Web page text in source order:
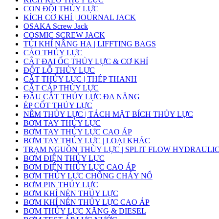
CON ĐỘI THỦY LỰC
KÍCH CƠ KHÍ | JOURNAL JACK
OSAKA Screw Jack
COSMIC SCREW JACK
TÚI KHÍ NÂNG HẠ | LIFFTING BAGS
CẢO THỦY LỰC
CẮT ĐAI ỐC THỦY LỰC & CƠ KHÍ
ĐỘT LỖ THỦY LỰC
CẮT THỦY LỰC | THÉP THANH
CẮT CÁP THỦY LỰC
ĐẦU CẮT THỦY LỰC ĐA NĂNG
ÉP CỐT THỦY LỰC
NÊM THỦY LỰC | TÁCH MẶT BÍCH THỦY LỰC
BƠM TAY THỦY LỰC
BƠM TAY THỦY LỰC CAO ÁP
BƠM TAY THỦY LỰC | LOẠI KHÁC
TRẠM NGUỒN THỦY LỰC | SPLIT FLOW
BƠM ĐIỆN THỦY LỰC
BƠM ĐIỆN THỦY LỰC CAO ÁP
BƠM THỦY LỰC CHỐNG CHÁY NỔ
BƠM PIN THỦY LỰC
BƠM KHÍ NÉN THỦY LỰC
BƠM KHÍ NÉN THỦY LỰC CAO ÁP
BƠM THỦY LỰC XĂNG & DIESEL